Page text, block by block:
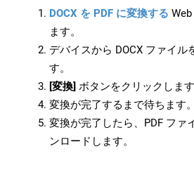
DOCX を PDF に変換する
ます。
デバイスから DOCX ファイル
す。
[変換] ボタンをクリックします
変換が完了するまで待ちます。
変換が完了したら、PDF ファ
ンロードします。